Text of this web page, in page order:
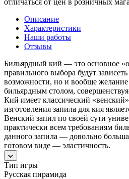
Описание
Характеристики
Наши работы
Отзывы
Бильярдный кий — это основное
правильного выбора будут
возможности, но и вообще желание
бильярдным столом,
Кий имеет классический
изготовления запила для кия
Венский запил по своей сути
практически всем требованиям
данного запила — довольно
готовом виде — эластичность.
Тип игры
Русская пирамида